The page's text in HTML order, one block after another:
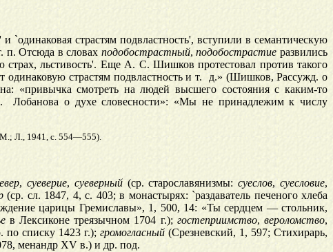
`одинаковая страстям подвластность', вступили в семантическую
п. Отсюда в словах подобострастный,подобострастие развились
льстивость'. Еще А. С. Шишков протестовал против такого
одинаковую страстям подвластность и т. д.» (Шишков, Рассужд. о
смотреть на людей высшего состояния с каким-то
Лобанова о духе словесности»: «Мы не принадлежим к числу
М.; Л., 1941, с. 554—555).
, суеверие, суеверный(ср. старославянизмы:суеслов,суесловие,
(ср. сл. 1847, 4, с. 403; в монастырях: `раздаватель печеного хлеба
царицы Гремиславы», 1, 500, 14: «Ты сердцем — стольник,
в Лексиконе треязычном 1704 г.); гостеприимство,вероломство,
по списку 1423 г.); громогласный (Срезневский, 1, 597; Стихирарь,
менандр XV в.) и др. под.